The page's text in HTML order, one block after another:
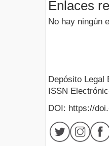
Enlaces
No hay ningún
Depósito Legal
ISSN
DOI: https://